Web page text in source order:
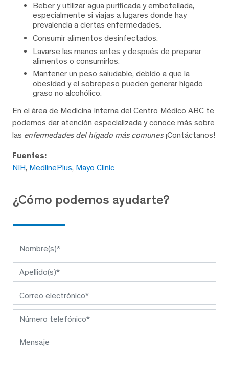
Beber y utilizar agua purificada y embotellada,
especialmente si viajas a lugares donde hay
prevalencia a ciertas enfermedades.
Consumir alimentos desinfectados.
Lavarse las manos antes y después de preparar
alimentos o consumirlos.
Mantener un peso saludable, debido a que la
obesidad y el sobrepeso pueden generar hígado
graso no alcohólico.
En el área de Medicina Interna del Centro Médico ABC te
podemos dar atención especializada y conoce más sobre
las enfermedades del hígado más comunes¡Contáctanos!
Fuentes:
NIH, MedlinePlus, Mayo Clinic
¿Cómo podemos ayudarte?